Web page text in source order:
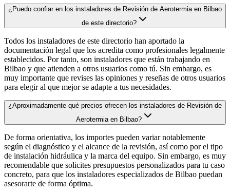
¿Puedo confiar en los instaladores de Revisión de Aerotermia en Bilbao
de este directorio?
Todos los instaladores de este directorio han aportado la
documentación legal que los acredita como profesionales legalmente
establecidos. Por tanto, son instaladores que están trabajando en
Bilbao y que atienden a otros usuarios como tú. Sin embargo, es
muy importante que revises las opiniones y reseñas de otros usuarios
para elegir al que mejor se adapte a tus necesidades.
¿Aproximadamente qué precios ofrecen los instaladores de Revisión de
Aerotermia en Bilbao?
De forma orientativa, los importes pueden variar notablemente
según el diagnóstico y el alcance de la revisión, así como por el tipo
de instalación hidráulica y la marca del equipo. Sin embargo, es muy
recomendable que solicites presupuestos personalizados para tu caso
concreto, para que los instaladores especializados de Bilbao puedan
asesorarte de forma óptima.